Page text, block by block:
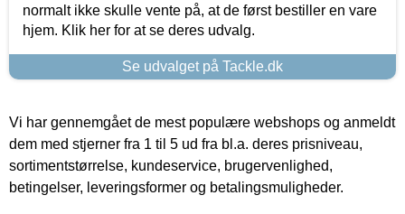
normalt ikke skulle vente på, at de først bestiller en vare
hjem. Klik her for at se deres udvalg.
Se udvalget på Tackle.dk
Vi har gennemgået de mest populære webshops og anmeldt
dem med stjerner fra 1 til 5 ud fra bl.a. deres prisniveau,
sortimentstørrelse, kundeservice, brugervenlighed,
betingelser, leveringsformer og betalingsmuligheder.